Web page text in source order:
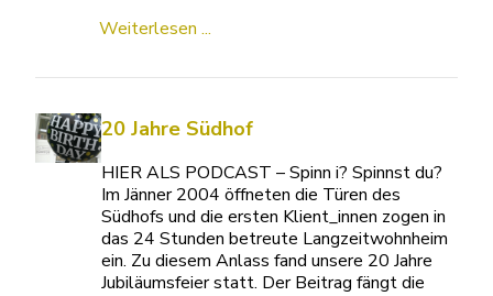
Weiterlesen ...
20 Jahre Südhof
HIER ALS PODCAST – Spinn i? Spinnst du?
Im Jänner 2004 öffneten die Türen des
Südhofs und die ersten Klient_innen zogen in
das 24 Stunden betreute Langzeitwohnheim
ein. Zu diesem Anlass fand unsere 20 Jahre
Jubiläumsfeier statt. Der Beitrag fängt die